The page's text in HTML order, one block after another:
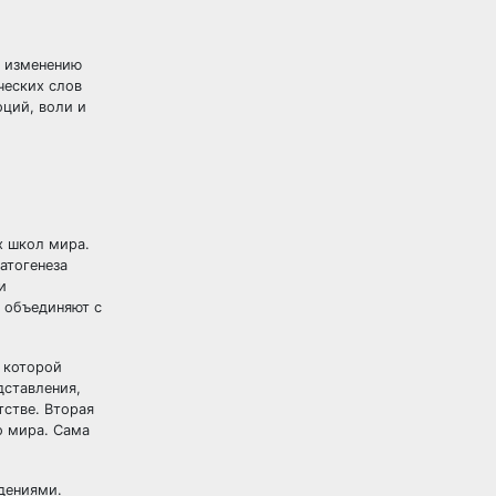
изменению
слов
воли и
школ мира.
объединяют с
Вторая
мира. Сама